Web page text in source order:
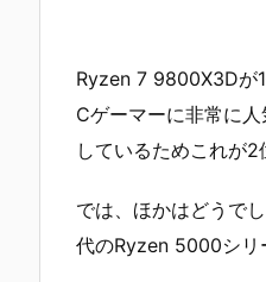
Ryzen 7 9800X3Dが
Cゲーマーに非常に
しているためこれが2
では、ほかはどうで
代のRyzen 5000シリ